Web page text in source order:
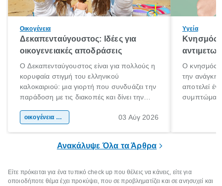
Οικογένεια
Δεκαπενταύγουστος: Ιδέες για
οικογενειακές αποδράσεις
Ο Δεκαπενταύγουστος είναι για πολλούς η
κορυφαία στιγμή του ελληνικού
καλοκαιριού: μια γιορτή που συνδυάζει την
παράδοση με τις διακοπές και δίνει την
χώρας. Είτε πρόκειται για λίγες μέρες
οικογένεια & παιδί 03 Αύγ 2026
Υγεία
Κνησμός:
Ο κνησμός
την ανάγκη
αποτελεί
Ανακάλυψε Όλα τα Άρθρα
Είτε πρόκειται για ένα τυπικό check up που θέλεις να κάνεις, είτε για
οποιοδήποτε θέμα έχει προκύψει, που σε προβληματίζει και σε ανησυχεί και